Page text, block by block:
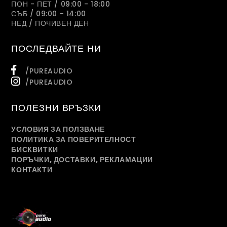
ПОН - ПЕТ / 09:00 - 18:00
СЪБ / 09:00 - 14:00
НЕД / ПОЧИВЕН ДЕН
ПОСЛЕДВАЙТЕ НИ
/PUREAUDIO
/PUREAUDIO
ПОЛЕЗНИ ВРЪЗКИ
УСЛОВИЯ ЗА ПОЛЗВАНЕ
ПОЛИТИКА ЗА ПОВЕРИТЕЛНОСТ
БИСКВИТКИ
ПОРЪЧКИ, ДОСТАВКИ, РЕКЛАМАЦИИ
КОНТАКТИ